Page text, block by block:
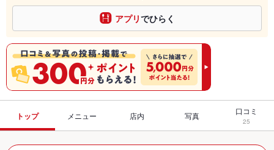
アプリでひらく
トップ メニュー 店内 写真 口コミ
25